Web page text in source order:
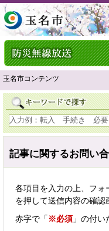
玉名市コンテンツ
記事に関するお問い
各項目を入力の上、フォ
を押して送信内容の確認
赤字で「 ※必須 」の付い